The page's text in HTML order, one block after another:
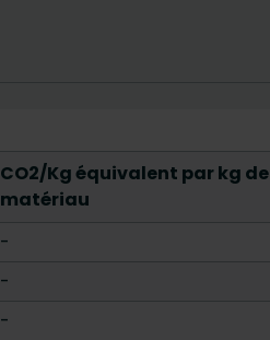
CO2/Kg équivalent par kg de
matériau
-
-
-